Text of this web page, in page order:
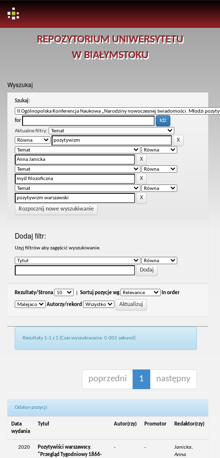
REPOZYTORIUM UNIWERSYTETU
W BIAŁYMSTOKU
Wyszukaj
Szukaj:
for
Aktualne filtry:
Rozpocznij nowe wyszukiwanie
Dodaj filtr:
Uzyj filtrów aby zagęścić wyszukiwanie.
Rezultaty/Strona Sortuj pozycje wg In order
Autorzy/rekord
Rezultaty 1-1 z 1 (Czas wyszukiwania: 0.001 sekund).
poprzedni 1 następny
Odsłon pozycji:
Data
wydania
Tytuł Autor(rzy) Promotor Redaktor(rzy)
2020
Pozytywiści warszawscy.
"Przegląd Tygodniowy 1866-
- -
Janicka,
Anna